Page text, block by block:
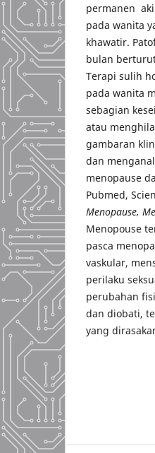
permanen
pada wanita
khawatir.
bulan
Terapi sulih
pada wanita
sebagian
atau
gambaran
dan
menopause
Pubmed,
Menopause,
Menopouse
pasca
vaskular,
perilaku
perubahan
dan diobati,
yang